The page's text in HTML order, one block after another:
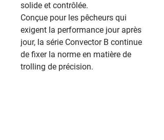
solide et contrôlée.
Conçue pour les pêcheurs qui
exigent la performance jour après
jour, la série Convector B continue
de fixer la norme en matière de
trolling de précision.